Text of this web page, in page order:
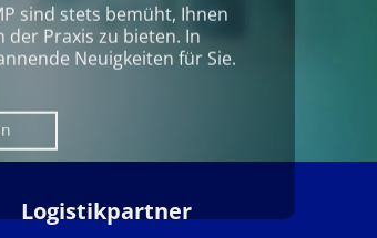
sind stets bemüht, Ihnen
Praxis zu bieten. In
Neuigkeiten für Sie.
Logistikpartner